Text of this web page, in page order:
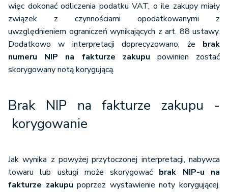
więc dokonać odliczenia podatku VAT, o ile zakupy miały
związek z czynnościami opodatkowanymi z
uwzględnieniem ograniczeń wynikających z art. 88 ustawy.
Dodatkowo w interpretacji doprecyzowano, że brak
numeru NIP na fakturze zakupu powinien zostać
skorygowany notą korygującą.
Brak NIP na fakturze zakupu -
korygowanie
Jak wynika z powyżej przytoczonej interpretacji, nabywca
towaru lub usługi może skorygować brak NIP-u na
fakturze zakupu poprzez wystawienie noty korygującej.